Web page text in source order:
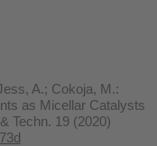
A.; Cokoja, M.:
as Micellar Catalysts
Techn. 19 (2020)